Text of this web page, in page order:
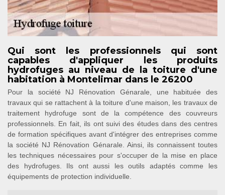
Qui sont les professionnels qui sont
capables d'appliquer les produits
hydrofuges au niveau de la toiture d'une
habitation à Montelimar dans le 26200
Pour la société NJ Rénovation Génarale, une habituée des
travaux qui se rattachent à la toiture d'une maison, les travaux de
traitement hydrofuge sont de la compétence des couvreurs
professionnels. En fait, ils ont suivi des études dans des centres
de formation spécifiques avant d'intégrer des entreprises comme
la société NJ Rénovation Génarale. Ainsi, ils connaissent toutes
les techniques nécessaires pour s'occuper de la mise en place
des hydrofuges. Ils ont aussi les outils adaptés comme les
équipements de protection individuelle.